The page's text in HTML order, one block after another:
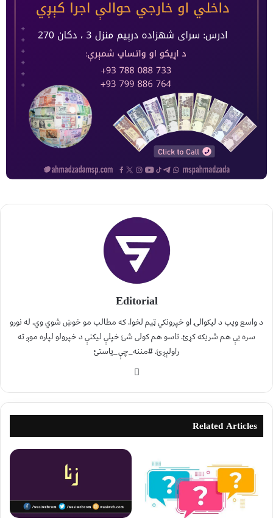
Editorial
د واسع ویب د لیکوالۍ او خپرونکي ټیم لخوا. که مطالب مو خوښ شوي وي، له نورو
سره یې هم شریکه کړئ. تاسو هم کولی شئ خپلې لیکنې د خپرولو لپاره موږ ته
راولېږئ. #مننه_چې_یاستئ
Related Articles